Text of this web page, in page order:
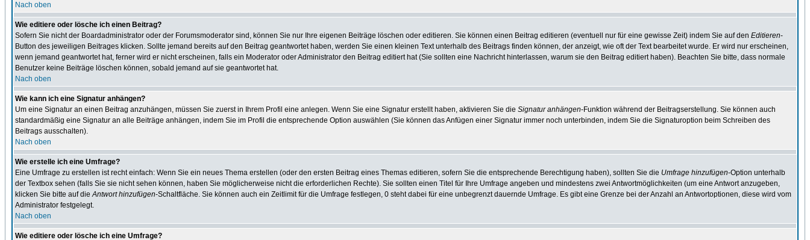
Nach oben
Wie editiere oder lösche ich einen Beitrag?
Sofern Sie nicht der Boardadministrator oder der Forumsmoderator sind, können Sie nur Ihre eigenen Beiträge löschen oder editieren. Sie können einen Beitrag editieren (eventuell nur für eine gewisse Zeit) indem Sie auf den Editieren-
Button des jeweiligen Beitrages klicken. Sollte jemand bereits auf den Beitrag geantwortet haben, werden Sie einen kleinen Text unterhalb des Beitrags finden können, der anzeigt, wie oft der Text bearbeitet wurde. Er wird nur erscheinen,
wenn jemand geantwortet hat, ferner wird er nicht erscheinen, falls ein Moderator oder Administrator den Beitrag editiert hat (Sie sollten eine Nachricht hinterlassen, warum sie den Beitrag editiert haben). Beachten Sie bitte, dass normale
Benutzer keine Beiträge löschen können, sobald jemand auf sie geantwortet hat.
Nach oben
Wie kann ich eine Signatur anhängen?
Um eine Signatur an einen Beitrag anzuhängen, müssen Sie zuerst in Ihrem Profil eine anlegen. Wenn Sie eine Signatur erstellt haben, aktivieren Sie die Signatur anhängen-Funktion während der Beitragserstellung. Sie können auch
standardmäßig eine Signatur an alle Beiträge anhängen, indem Sie im Profil die entsprechende Option auswählen (Sie können das Anfügen einer Signatur immer noch unterbinden, indem Sie die Signaturoption beim Schreiben des
Beitrags ausschalten).
Nach oben
Wie erstelle ich eine Umfrage?
Eine Umfrage zu erstellen ist recht einfach: Wenn Sie ein neues Thema erstellen (oder den ersten Beitrag eines Themas editieren, sofern Sie die entsprechende Berechtigung haben), sollten Sie die Umfrage hinzufügen-Option unterhalb
der Textbox sehen (falls Sie sie nicht sehen können, haben Sie möglicherweise nicht die erforderlichen Rechte). Sie sollten einen Titel für Ihre Umfrage angeben und mindestens zwei Antwortmöglichkeiten (um eine Antwort anzugeben,
klicken Sie bitte auf dieAntwort hinzufügen-Schaltfläche. Sie können auch ein Zeitlimit für die Umfrage festlegen, 0 steht dabei für eine unbegrenzt dauernde Umfrage. Es gibt eine Grenze bei der Anzahl an Antwortoptionen, diese wird vom
Administrator festgelegt.
Nach oben
Wie editiere oder lösche ich eine Umfrage?